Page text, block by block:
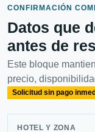
CONFIRMACIÓN
Datos que
antes de
Este bloque
precio,
Solicitud sin pago
HOTEL Y ZONA